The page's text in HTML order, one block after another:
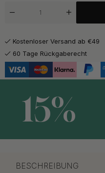
Kostenloser Versand ab €49
60 Tage Rückgaberecht
15%
BESCHREIBUNG